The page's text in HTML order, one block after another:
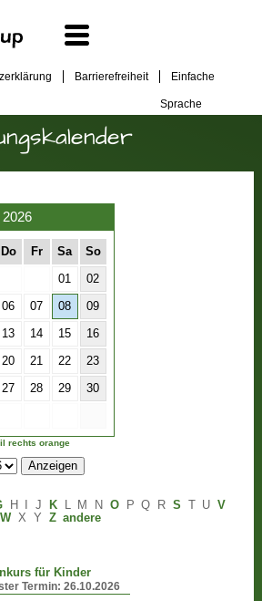
Barrierefreiheit Einfache
Sprache
Do Fr Sa So
01 02
06 07 08 09
13 14 15 16
20 21 22 23
27 28 29 30
H J K L M N O P Q R S U V
W X Y Z andere
für Kinder
Termin:26.10.2026